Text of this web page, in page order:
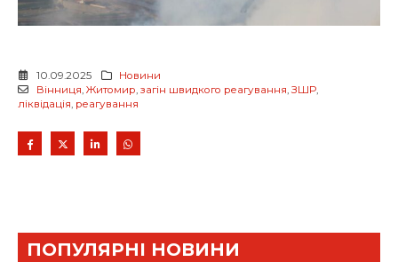
10.09.2025
Новини
Вінниця, Житомир, загін швидкого реагування, ЗШР,
ліквідація, реагування
ПОПУЛЯРНІ НОВИНИ